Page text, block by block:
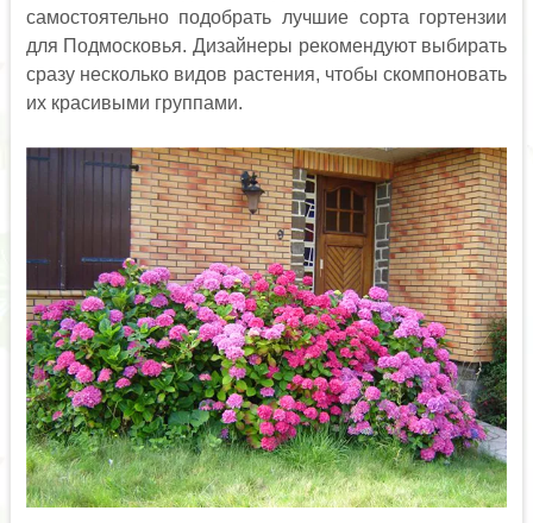
самостоятельно подобрать лучшие сорта гортензии
для Подмосковья. Дизайнеры рекомендуют выбирать
сразу несколько видов растения, чтобы скомпоновать
их красивыми группами.